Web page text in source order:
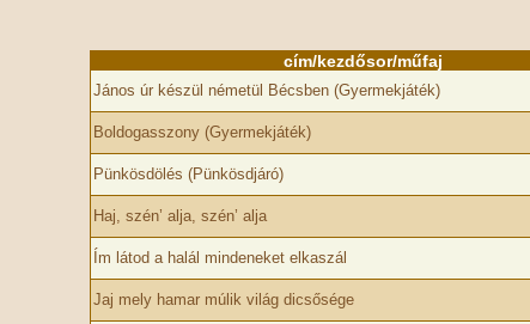
cím/kezdősor/műfaj
János úr készül németül Bécsben (Gyermekjáték)
Boldogasszony (Gyermekjáték)
Pünkösdölés (Pünkösdjáró)
Haj, szén’ alja, szén’ alja
Ím látod a halál mindeneket elkaszál
Jaj mely hamar múlik világ dicsősége